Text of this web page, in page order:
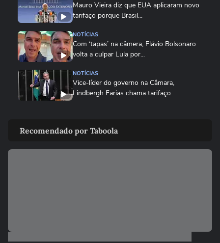
Mauro Vieira diz que EUA aplicaram novo
tarifaço porque Brasil...
NOTÍCIAS
Com ‘tapas’ na câmera, Flávio Bolsonaro
volta a culpar Lula por...
NOTÍCIAS
Vice-líder do governo na Câmara,
Lindbergh Farias chama tarifaço...
lastimável' e que acionará...
ECONOMIA
Recomendado por Taboola